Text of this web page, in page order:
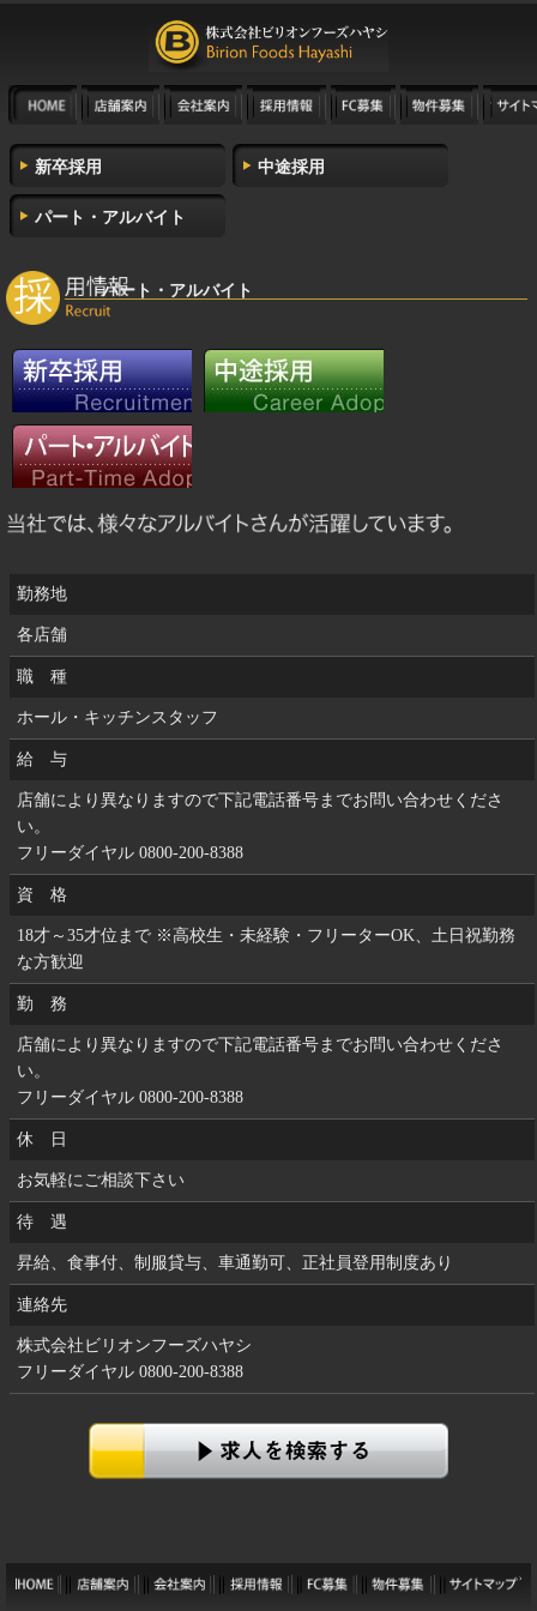
新卒採用 中途採用
パート・アルバイト
パート・アルバイト
勤務地
各店舗
職 種
ホール・キッチンスタッフ
給 与
店舗により異なりますので下記電話番号までお問い合わせくださ
い。
フリーダイヤル 0800-200-8388
資 格
18才～35才位まで ※高校生・未経験・フリーターOK、土日祝勤務
な方歓迎
勤 務
店舗により異なりますので下記電話番号までお問い合わせくださ
い。
フリーダイヤル 0800-200-8388
休 日
お気軽にご相談下さい
待 遇
昇給、食事付、制服貸与、車通勤可、正社員登用制度あり
連絡先
株式会社ビリオンフーズハヤシ
フリーダイヤル 0800-200-8388